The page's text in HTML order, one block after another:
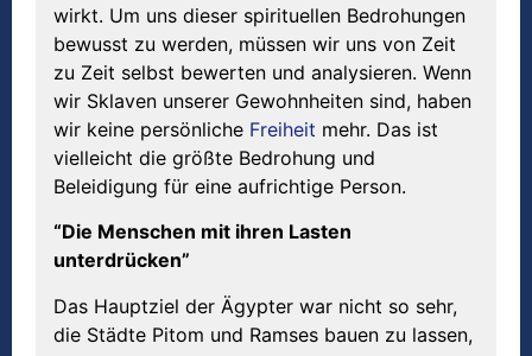
wirkt. Um uns dieser spirituellen Bedrohungen
bewusst zu werden, müssen wir uns von Zeit
zu Zeit selbst bewerten und analysieren. Wenn
wir Sklaven unserer Gewohnheiten sind, haben
wir keine persönliche Freiheit mehr. Das ist
vielleicht die größte Bedrohung und
Beleidigung für eine aufrichtige Person.
“Die Menschen mit ihren Lasten
unterdrücken”
Das Hauptziel der Ägypter war nicht so sehr,
die Städte Pitom und Ramses bauen zu lassen,